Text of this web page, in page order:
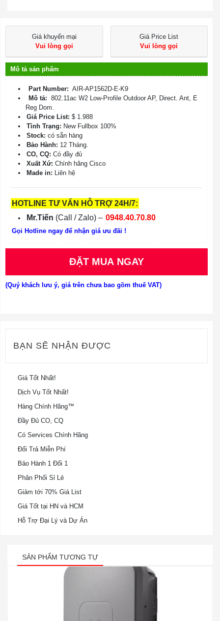
Giá khuyến mại
Vui lòng gọi
Giá Price List
Vui lòng gọi
Mô tả sản phẩm
Part Number: AIR-AP1562D-E-K9
Mô tả: 802.11ac W2 Low-Profile Outdoor AP, Direct. Ant, E
Reg Dom.
Giá Price List: $ 1.988
Tình Trạng: New Fullbox 100%
Stock: có sẵn hàng
Bảo Hành: 12 Tháng.
CO, CQ: Có đầy đủ
Xuất Xứ: Chính hãng Cisco
Made in: Liên hệ
HOTLINE TƯ VẤN HỖ TRỢ 24H/7:
Mr.Tiến (Call / Zalo) – 0948.40.70.80
Gọi Hotline ngay để nhận giá ưu đãi !
ĐẶT MUA NGAY
(Quý khách lưu ý, giá trên chưa bao gồm thuế VAT)
BẠN SẼ NHẬN ĐƯỢC
Giá Tốt Nhất!
Dịch Vụ Tốt Nhất!
Hàng Chính Hãng™
Đầy Đủ CO, CQ
Có Services Chính Hãng
Đổi Trả Miễn Phí
Bảo Hành 1 Đổi 1
Phân Phối Sỉ Lẻ
Giảm tới 70% Giá List
Giá Tốt tại HN và HCM
Hỗ Trợ Đại Lý và Dự Án
SẢN PHẨM TƯƠNG TỰ